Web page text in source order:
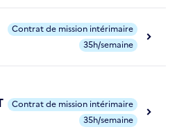
Contrat de mission intérimaire
35h/semaine
Contrat de mission intérimaire
35h/semaine